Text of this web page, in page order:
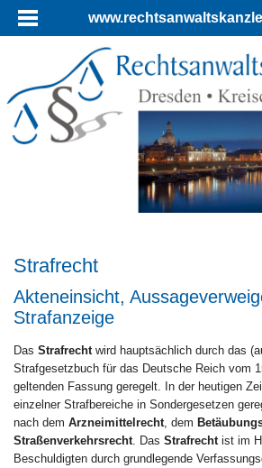
Strafrecht
Akteneinsicht,
Strafanzeige
Das Strafrecht wird hauptsächlich durch das
Strafgesetzbuch für das Deutsche Reich vom
geltenden Fassung geregelt. In der heutigen
einzelner Strafbereiche in Sondergesetzen
nach dem Arzneimittelrecht , dem
Straßenverkehrsrecht . Das Strafrecht ist im
Beschuldigten durch grundlegende